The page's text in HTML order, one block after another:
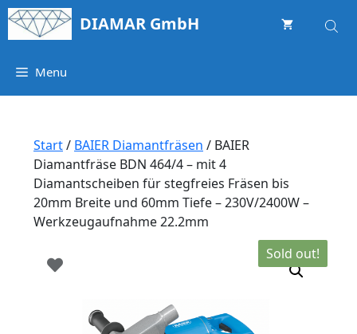
Springe
zum
DIAMAR GmbH
Menu
Start/ BAIER Diamantfräsen / BAIER
Diamantfräse BDN 464/4 – mit 4
Diamantscheiben für stegfreies Fräsen bis
20mm Breite und 60mm Tiefe – 230V/2400W –
Werkzeugaufnahme 22.2mm
Sold out!